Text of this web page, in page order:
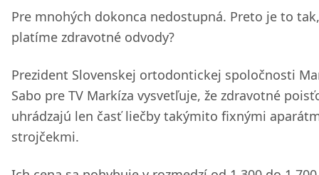
Pre mnohých dokonca nedostupná. Preto je to
platíme zdravotné odvody?
Prezident Slovenskej ortodontickej spoločnosti
Sabo pre TV Markíza vysvetľuje, že zdravotné
uhrádzajú len časť liečby takýmito fixnými
strojčekmi.